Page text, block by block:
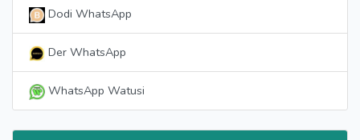
Dodi WhatsApp
Der WhatsApp
WhatsApp Watusi